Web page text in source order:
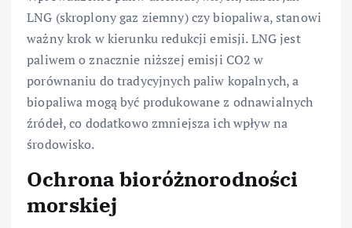
LNG (skroplony gaz ziemny) czy biopaliwa, stanowi
ważny krok w kierunku redukcji emisji. LNG jest
paliwem o znacznie niższej emisji CO2 w
porównaniu do tradycyjnych paliw kopalnych, a
biopaliwa mogą być produkowane z odnawialnych
źródeł, co dodatkowo zmniejsza ich wpływ na
środowisko.
Ochrona bioróżnorodności
morskiej